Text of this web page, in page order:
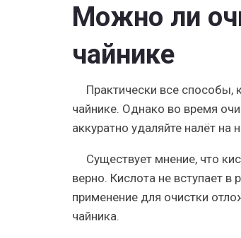
Можно ли
чайнике
Практически все способы,
чайнике. Однако во время
аккуратно удаляйте налёт на
Существует мнение, что
верно. Кислота не вступает
применение для очистки
чайника.